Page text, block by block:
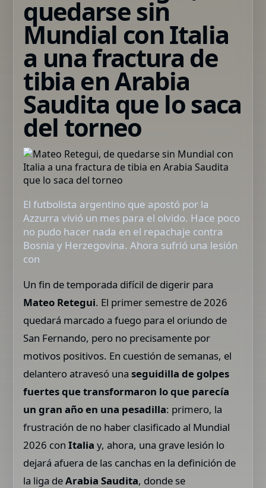
quedarse sin
Mundial con Italia
a una fractura de
tibia en Arabia
Saudita que lo saca
del torneo
El futbolista argentino que apostó por la
Azzurra vivió un mes para el olvido. Hace poco
no pudo hacer nada en el repachaje contra
Bosnia y Herzegovina. Ahora sufrió una lesión
con
Un fin de temporada difícil de digerir para
Mateo Retegui. El primer semestre de 2026
quedará marcado a fuego para el oriundo de
San Fernando, pero no precisamente por
motivos positivos. En cuestión de semanas, el
delantero atravesó unaseguidilla de golpes
fuertes que transformaron lo que parecía
un gran año en una pesadilla: primero, la
frustración de no haber clasificado al Mundial
2026 conItaliay, ahora, una grave lesión lo
dejará afuera de las canchas en la definición de
la liga deArabia Saudita, donde se